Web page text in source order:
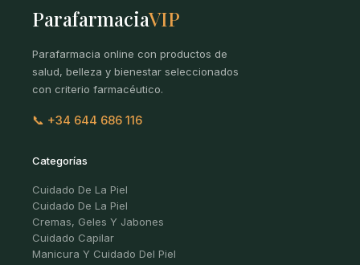
ParafarmaciaVIP
Parafarmacia online con productos de
salud, belleza y bienestar seleccionados
con criterio farmacéutico.
📞 +34 644 686 116
Categorías
Cuidado De La Piel
Cuidado De La Piel
Cremas, Geles Y Jabones
Cuidado Capilar
Manicura Y Cuidado Del Piel